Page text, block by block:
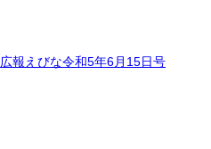
広報えびな令和5年6月15日号